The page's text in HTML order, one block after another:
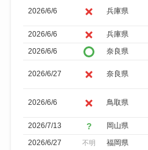
2026/6/6 兵庫県
2026/6/6
兵庫県
2026/6/6
奈良県
2026/6/27 奈良県
2026/6/6 鳥取県
2026/7/13
岡山県
2026/6/27
不明 福岡県